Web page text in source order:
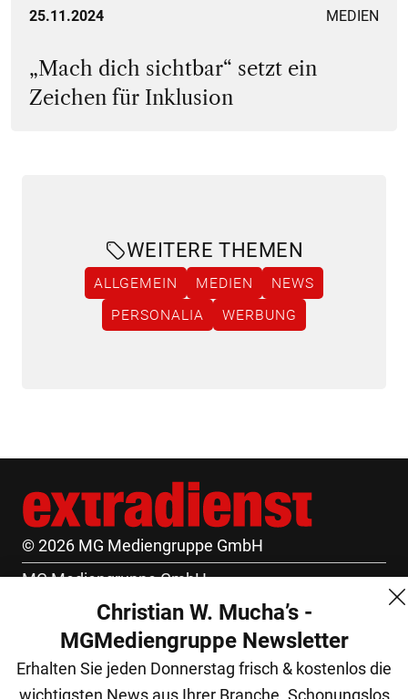
25.11.2024 MEDIEN
„Mach dich sichtbar“ setzt ein
Zeichen für Inklusion
WEITERE THEMEN
ALLGEMEIN MEDIEN
NEWS
PERSONALIA
WERBUNG
© 2026 MG Mediengruppe GmbH
MG Mediengruppe GmbH
Burgring 1/7
1010 Wien
+43 (1) 522 14 14
Christian W. Mucha’s -
MGMediengruppe Newsletter
Erhalten Sie jeden Donnerstag frisch & kostenlos die
wichtigsten News aus Ihrer Branche. Schonungslos